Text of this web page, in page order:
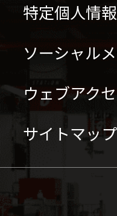
特定個人情
ソーシャル
ウェブアク
サイトマップ